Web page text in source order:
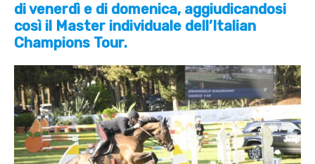
di venerdì e di domenica, aggiudicandosi
così il Master individuale dell’Italian
Champions Tour.